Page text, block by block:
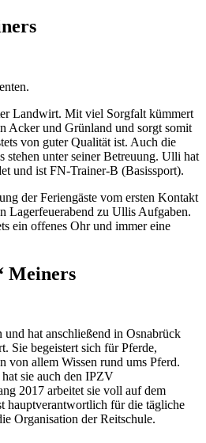
Landwirt. Mit viel Sorgfalt kümmert
Acker und Grünland und sorgt somit
von guter Qualität ist. Auch die
stehen unter seiner Betreuung. Ulli hat
und ist FN-Trainer-B (Basissport).
der Feriengäste vom ersten Kontakt
Lagerfeuerabend zu Ullis Aufgaben.
ein offenes Ohr und immer eine
Meiners
hat anschließend in Osnabrück
Sie begeistert sich für Pferde,
von allem Wissen rund ums Pferd.
sie auch den IPZV
2017 arbeitet sie voll auf dem
hauptverantwortlich für die tägliche
Organisation der Reitschule.